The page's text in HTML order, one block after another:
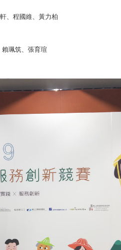
、程國維、黃力柏
珮筑、張育瑄